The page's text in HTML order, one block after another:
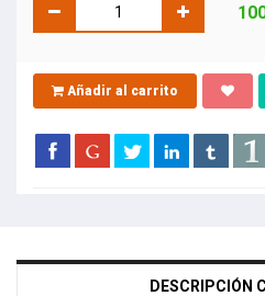
Añadir al carrito
DESCRIPCIÓN